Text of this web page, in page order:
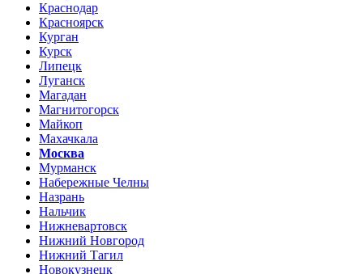
Краснодар
Красноярск
Курган
Курск
Липецк
Луганск
Магадан
Магнитогорск
Майкоп
Махачкала
Москва
Мурманск
Набережные Челны
Назрань
Нальчик
Нижневартовск
Нижний Новгород
Нижний Тагил
Новокузнецк